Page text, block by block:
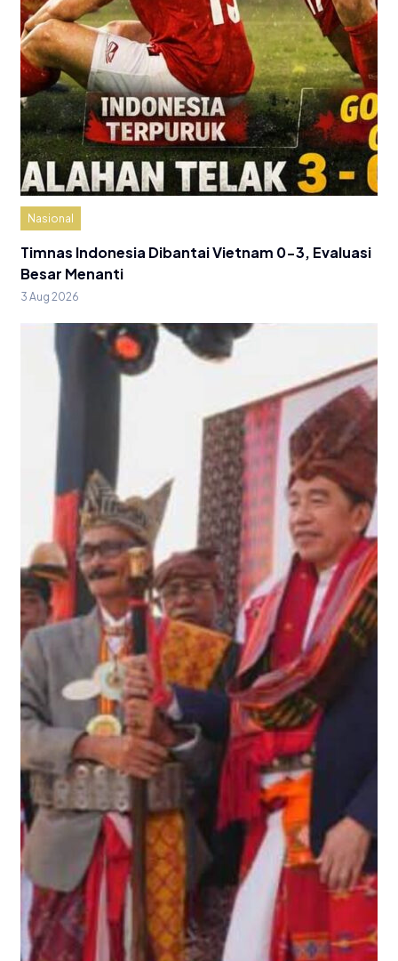
Nasional
Timnas Indonesia Dibantai Vietnam 0-3, Evaluasi
Besar Menanti
3 Aug 2026